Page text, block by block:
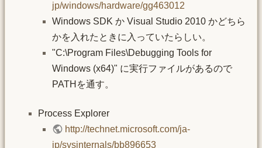
jp/windows/hardware/gg463012
Windows SDK か Visual Studio 2010 かどちら
かを入れたときに入っていたらしい。
"C:\Program Files\Debugging Tools for
Windows (x64)" に実行ファイルがあるので
PATHを通す。
Process Explorer
http://technet.microsoft.com/ja-
jp/sysinternals/bb896653